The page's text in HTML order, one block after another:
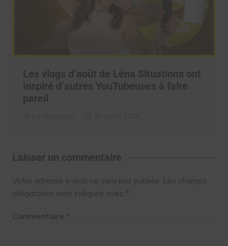
Les vlogs d’août de Léna Situations ont
inspiré d’autres YouTubeuses à faire
pareil
Laisser un commentaire
Votre adresse e-mail ne sera pas publiée. Les champs
obligatoires sont indiqués avec *
Commentaire *